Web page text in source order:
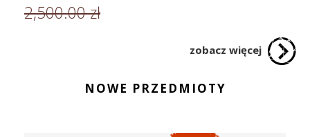
2,500.00 zł
zobacz więcej
NOWE PRZEDMIOTY